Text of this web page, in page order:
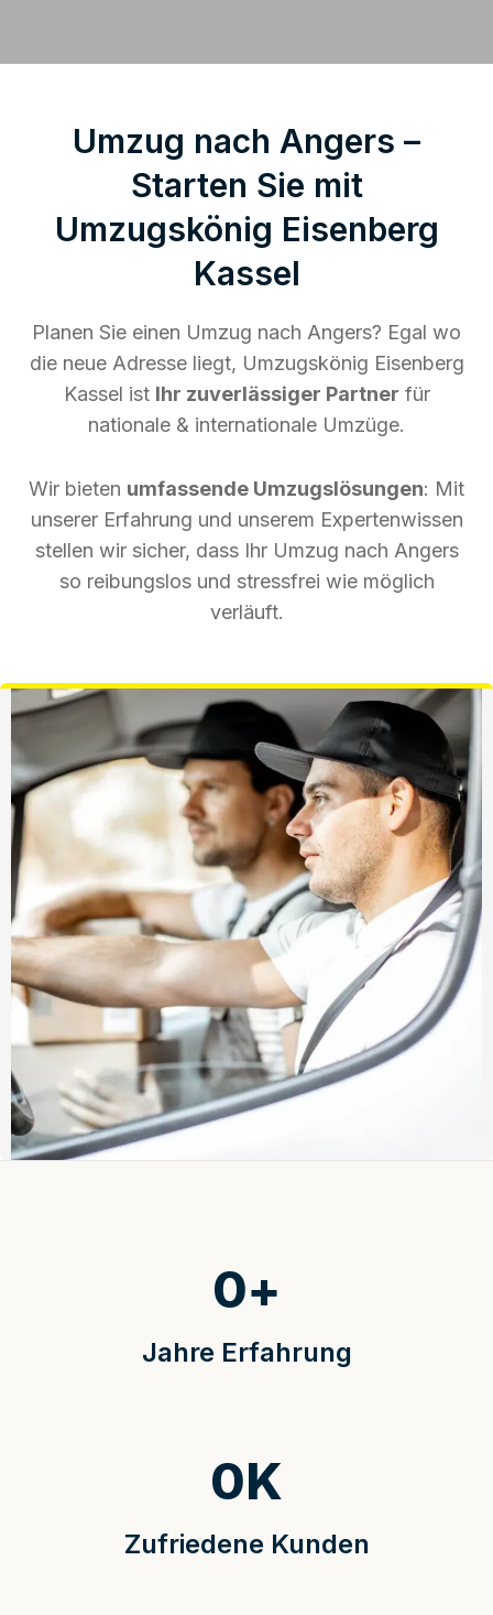
Umzug nach Angers –
Starten Sie mit
Umzugskönig Eisenberg
Kassel
Planen Sie einen Umzug nach Angers? Egal wo
die neue Adresse liegt, Umzugskönig Eisenberg
Kassel ist Ihr zuverlässiger Partner für
nationale & internationale Umzüge.
Wir bieten umfassende Umzugslösungen: Mit
unserer Erfahrung und unserem Expertenwissen
stellen wir sicher, dass Ihr Umzug nach Angers
so reibungslos und stressfrei wie möglich
verläuft.
Jahre Erfahrung
0+
Zufriedene Kunden
0K